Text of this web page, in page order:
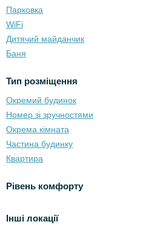
Парковка
WiFi
Дитячий майданчик
Баня
Тип розміщення
Окремий будинок
Номер зі зручностями
Окрема кімната
Частина будинку
Квартира
Рівень комфорту
Інші локації